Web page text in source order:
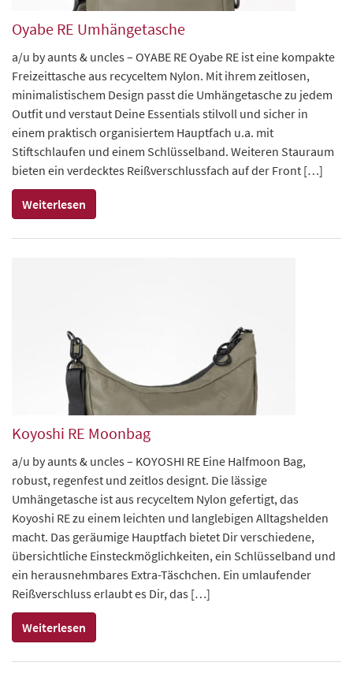
Oyabe RE Umhängetasche
a/u by aunts & uncles – OYABE RE Oyabe RE ist eine kompakte
Freizeittasche aus recyceltem Nylon. Mit ihrem zeitlosen,
minimalistischem Design passt die Umhängetasche zu jedem
Outfit und verstaut Deine Essentials stilvoll und sicher in
einem praktisch organisiertem Hauptfach u.a. mit
Stiftschlaufen und einem Schlüsselband. Weiteren Stauraum
bieten ein verdecktes Reißverschlussfach auf der Front […]
Weiterlesen
Koyoshi RE Moonbag
a/u by aunts & uncles – KOYOSHI RE Eine Halfmoon Bag,
robust, regenfest und zeitlos designt. Die lässige
Umhängetasche ist aus recyceltem Nylon gefertigt, das
Koyoshi RE zu einem leichten und langlebigen Alltagshelden
macht. Das geräumige Hauptfach bietet Dir verschiedene,
übersichtliche Einsteckmöglichkeiten, ein Schlüsselband und
ein herausnehmbares Extra-Täschchen. Ein umlaufender
Reißverschluss erlaubt es Dir, das […]
Weiterlesen